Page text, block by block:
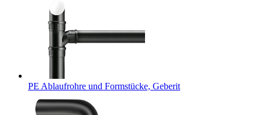
PE Ablaufrohre und Formstücke, Geberit